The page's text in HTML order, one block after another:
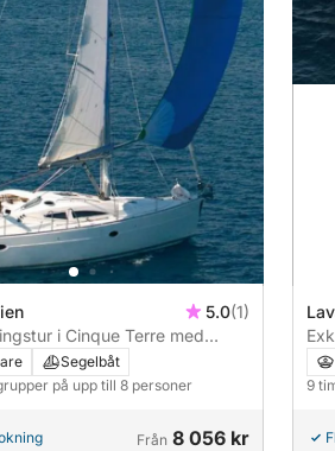
5.0(1)
i Cinque Terre med
Segelbåt
på upp till 8 personer
Från 8 056 kr
9